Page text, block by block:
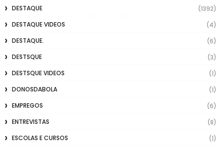
DESTAQUE
(1392)
DESTAQUE VIDEOS
(4)
DESTAQUE.
(6)
DESTSQUE
(3)
DESTSQUE VIDEOS
(1)
DONOSDABOLA
(1)
EMPREGOS
(6)
ENTREVISTAS
(8)
ESCOLAS E CURSOS
(1)